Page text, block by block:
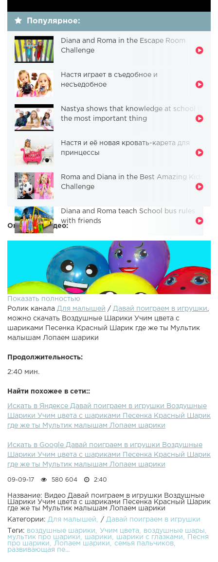
Популярное:
Diana and Roma in the Escape Room
Challenge
Настя играет в съедобное и
несъедобное
Nastya shows that knowledge at school is
the most important thing
Настя и её новая кровать-карета для
принцессы
Roma and Diana in the Best Amazing Kids
Challenge
Diana and Roma teach School bus rules
with friends
Описание видео:
песню про шарики, красный шарик где же ты, музыка из
видео для самых маленьких на Детском канале Давай
поиграем в игрушки!ПОДПИСАТЬСЯ НА КАНАЛ ВСЕ
ВИДЕО КАНАЛА ЕЩЕ видео на канале :Развивающие
цвета. Песня семья пальчиков. Развивающее видео!
Пальчиковые краски. Учим цвета. Песня семья
пальчиков. Развивающее видео! Пластилин Плей До
Песня Семья пальчиков На русском Слизь мультик
играем с куклами Учим животных Для детей. Цветные
антистресс шар для детей Куклы малыш Пупсы играют
Летсплеи игр для детей Маша и Медведь мультик играем
с куклами Раскраска - учим цвета. Свинка Пеппа -
мультик для детей на русском с игрушками куклами
Показать полностью
Ролик канала Для малышей / Давай поиграем в игрушки
можно скачать Воздушные Шарики Учим цвета с
шариками Песенка Красный Шарик где же ты Мультик
малышам Лопаем шарики
Продолжительность:
2:40 мин.
Найти похожее в сети::
Искать в Яндексе Давай поиграем в игрушки Воздушные
Шарики Учим цвета с шариками Песенка Красный Шарик
где же ты Мультик малышам Лопаем шарики
Искать в Google Давай поиграем в игрушки Воздушные
Шарики Учим цвета с шариками Песенка Красный Шарик
где же ты Мультик малышам Лопаем шарики
09-09-17 580 604 2:40
Название: Видео Давай поиграем в игрушки Воздушные
Шарики Учим цвета с шариками Песенка Красный Шарик
где же ты Мультик малышам Лопаем шарики
Категории: Для малышей / Давай поиграем в игрушки
Теги: воздушные шарики Учим цвета
воздушные шары
мультик про шарики
шарики шарики с глазками
Песня
про шарики
Лопаем шарики
семья пальчиков
развивающая пе...